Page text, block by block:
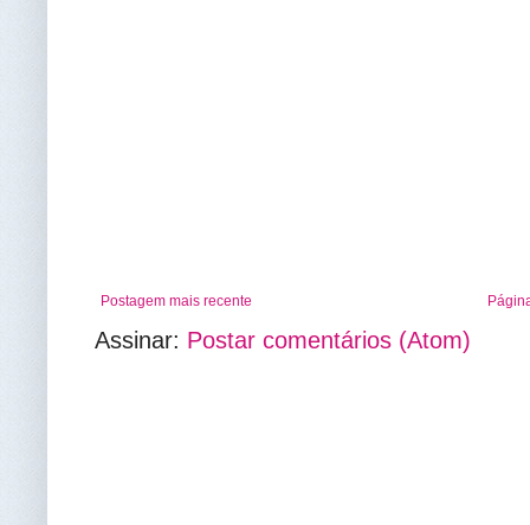
Postagem mais recente
Assinar: Postar comentários (Atom)